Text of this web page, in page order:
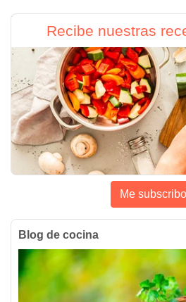
Recibe nuestras
Me subscribo
Blog de cocina